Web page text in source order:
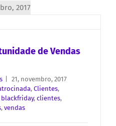
2017
de Vendas
21, novembro, 2017
, Clientes,
blackfriday, clientes,
, vendas